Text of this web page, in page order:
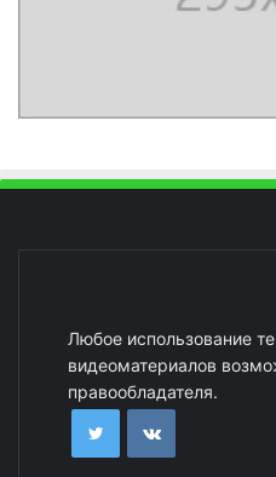
Любое использование
видеоматериалов
правообладателя.